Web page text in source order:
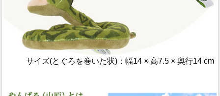
サイズ(とぐろを巻いた状)：幅14 × 高7.5 × 奥行14 cm